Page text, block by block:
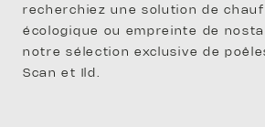
recherchiez une solution de
écologique ou empreinte de
notre sélection exclusive de
Scan et Ild.